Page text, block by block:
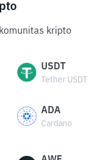
kripto
USDT
Tether USDT
ADA
Cardano